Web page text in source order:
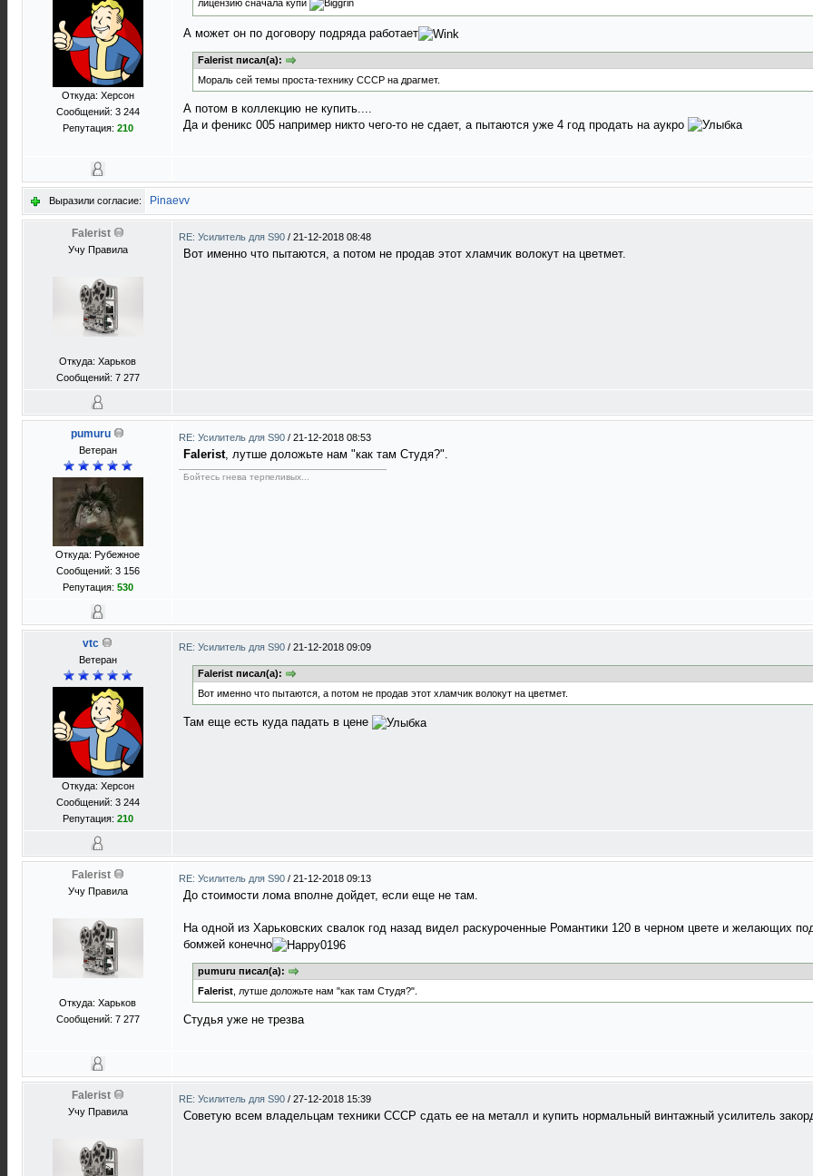
Откуда: Херсон
Сообщений: 3 244
Репутация: 210
лицензию сначала купи
А может он по договору подряда работает
Falerist писал(а):
Мораль сей темы проста-технику СССР на драгмет.
А потом в коллекцию не купить....
Да и феникс 005 например никто чего-то не сдает, а пытаются уже 4 год продать на аукро
Выразили согласие: Pinaevv
Falerist
Учу Правила
Откуда: Харьков
Сообщений: 7 277
RE: Усилитель для S90 / 21-12-2018 08:48
Вот именно что пытаются, а потом не продав этот хламчик волокут на цветмет.
pumuru
Ветеран
Откуда: Рубежное
Сообщений: 3 156
Репутация: 530
RE: Усилитель для S90 / 21-12-2018 08:53
Falerist, лутше доложьте нам "как там Студя?".
Бойтесь гнева терпеливых...
vtc
Ветеран
Откуда: Херсон
Сообщений: 3 244
Репутация: 210
RE: Усилитель для S90 / 21-12-2018 09:09
Falerist писал(а):
Вот именно что пытаются, а потом не продав этот хламчик волокут на цветмет.
Там еще есть куда падать в цене
Falerist
Учу Правила
Откуда: Харьков
Сообщений: 7 277
RE: Усилитель для S90 / 21-12-2018 09:13
До стоимости лома вполне дойдет, если еще не там.
На одной из Харьковских свалок год назад видел раскуроченные Романтики 120 в черном цвете и желающих
бомжей конечно
pumuru писал(а):
Falerist , лутше доложьте нам "как там Студя?".
Студья уже не трезва
Falerist
Учу Правила
RE: Усилитель для S90 / 27-12-2018 15:39
Советую всем владельцам техники СССР сдать ее на металл и купить нормальный винтажный усилитель